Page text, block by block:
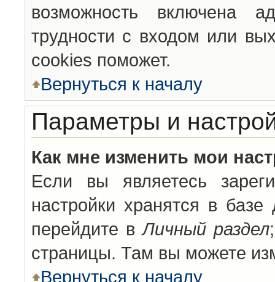
возможность включена
трудности с входом или
cookies поможет.
Вернуться к началу
Параметры и
Как мне изменить мои
Если вы являетесь
настройки хранятся в
перейдите вЛичный раздел
страницы. Там вы можете
Вернуться к началу